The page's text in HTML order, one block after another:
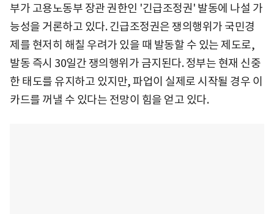
부가 고용노동부 장관 권한인 '긴급조정권' 발동에 나설 가
능성을 거론하고 있다. 긴급조정권은 쟁의행위가 국민경
제를 현저히 해칠 우려가 있을 때 발동할 수 있는 제도로,
발동 즉시 30일간 쟁의행위가 금지된다. 정부는 현재 신중
한 태도를 유지하고 있지만, 파업이 실제로 시작될 경우 이
카드를 꺼낼 수 있다는 전망이 힘을 얻고 있다.